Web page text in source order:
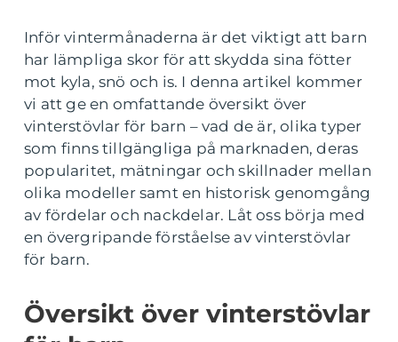
Inför vintermånaderna är det viktigt att barn
har lämpliga skor för att skydda sina fötter
mot kyla, snö och is. I denna artikel kommer
vi att ge en omfattande översikt över
vinterstövlar för barn – vad de är, olika typer
som finns tillgängliga på marknaden, deras
popularitet, mätningar och skillnader mellan
olika modeller samt en historisk genomgång
av fördelar och nackdelar. Låt oss börja med
en övergripande förståelse av vinterstövlar
för barn.
Översikt över vinterstövlar